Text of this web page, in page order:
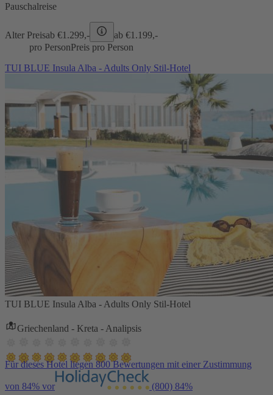
Pauschalreise
Alter Preisab €1.299,- ab €1.199,-
pro PersonPreis pro Person
TUI BLUE Insula Alba - Adults Only Stil-Hotel
TUI BLUE Insula Alba - Adults Only Stil-Hotel
Griechenland - Kreta - Analipsis
Für dieses Hotel liegen 800 Bewertungen mit einer Zustimmung
von 84% vor (800) 84%